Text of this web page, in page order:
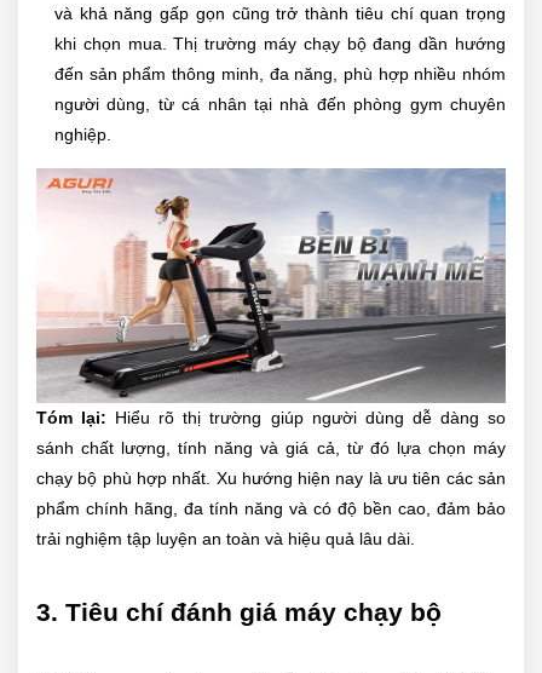
và khả năng gấp gọn cũng trở thành tiêu chí quan trọng
khi chọn mua. Thị trường máy chạy bộ đang dần hướng
đến sản phẩm thông minh, đa năng, phù hợp nhiều nhóm
người dùng, từ cá nhân tại nhà đến phòng gym chuyên
nghiệp.
Tóm lại: Hiểu rõ thị trường giúp người dùng dễ dàng so
sánh chất lượng, tính năng và giá cả, từ đó lựa chọn máy
chạy bộ phù hợp nhất. Xu hướng hiện nay là ưu tiên các sản
phẩm chính hãng, đa tính năng và có độ bền cao, đảm bảo
trải nghiệm tập luyện an toàn và hiệu quả lâu dài.
3. Tiêu chí đánh giá máy chạy bộ